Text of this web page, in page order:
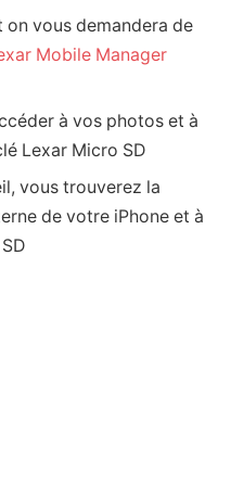
on vous demandera de
Mobile Manager
à vos photos et à
Lexar Micro SD
vous trouverez la
de votre iPhone et à